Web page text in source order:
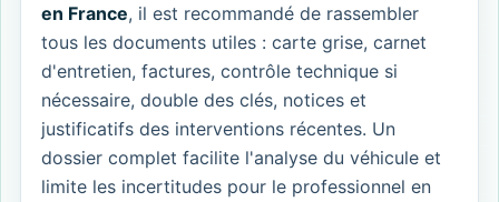
en France, il est recommandé de rassembler
tous les documents utiles : carte grise, carnet
d'entretien, factures, contrôle technique si
nécessaire, double des clés, notices et
justificatifs des interventions récentes. Un
dossier complet facilite l'analyse du véhicule et
limite les incertitudes pour le professionnel en